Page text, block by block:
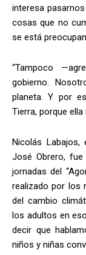
interesa
cosas que no
se está
“Tampoco
gobierno.
planeta. Y por
Tierra, porque
Nicolás
José Obrero,
jornadas del
realizado por los
del cambio
los adultos en
decir que
niños y niñas